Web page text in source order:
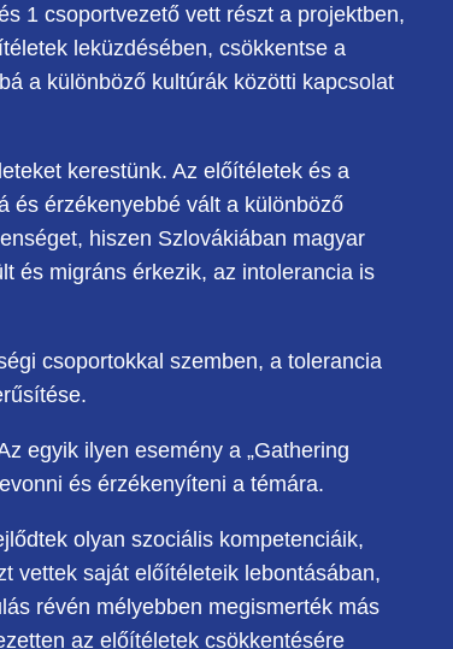
1 csoportvezető vett részt a projektben,
leküzdésében, csökkentse a
a különböző kultúrák közötti kapcsolat
kerestünk. Az előítéletek és a
és érzékenyebbé vált a különböző
hiszen Szlovákiában magyar
és migráns érkezik, az intolerancia is
csoportokkal szemben, a tolerancia
egyik ilyen esemény a „Gathering
és érzékenyíteni a témára.
olyan szociális kompetenciáik,
vettek saját előítéleteik lebontásában,
révén mélyebben megismerték más
az előítéletek csökkentésére